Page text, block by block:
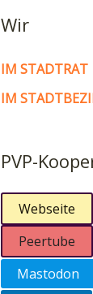
Wir
IM STADTRAT
IM
PVP-
Webseite
Peertube
Mastodon